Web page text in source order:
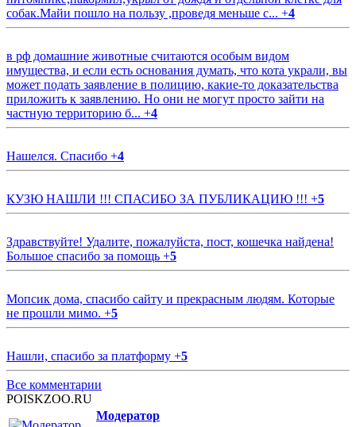
собак.Майи пошло на пользу ,проведя меньше с... +4
в рф домашние животные считаются особым видом
имущества, и если есть основания думать, что кота украли, вы
может подать заявление в полицию, какие-то доказательства
приложить к заявлению. Но они не могут просто зайти на
частную территорию б... +4
Нашелся. Спасибо +4
КУЗЮ НАШЛИ !!! СПАСИБО ЗА ПУБЛИКАЦИЮ !!! +5
Здравствуйте! Удалите, пожалуйста, пост, кошечка найдена!
Большое спасибо за помощь +5
Мопсик дома, спасибо сайту и прекрасным людям. Которые
не прошли мимо. +5
Нашли, спасибо за платформу +5
Все комментарии
POISKZOO.RU
Модератор